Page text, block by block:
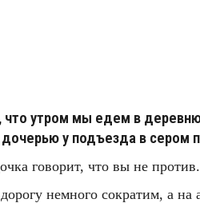
что утром мы едем в
у подъезда в сером
говорит, что вы не против.
немного сократим, а на